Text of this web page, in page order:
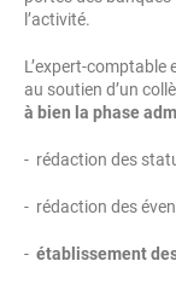
l’activité.
L’expert-
au soutien d’un
à bien la phase
- rédaction des
- rédaction des
- établissement